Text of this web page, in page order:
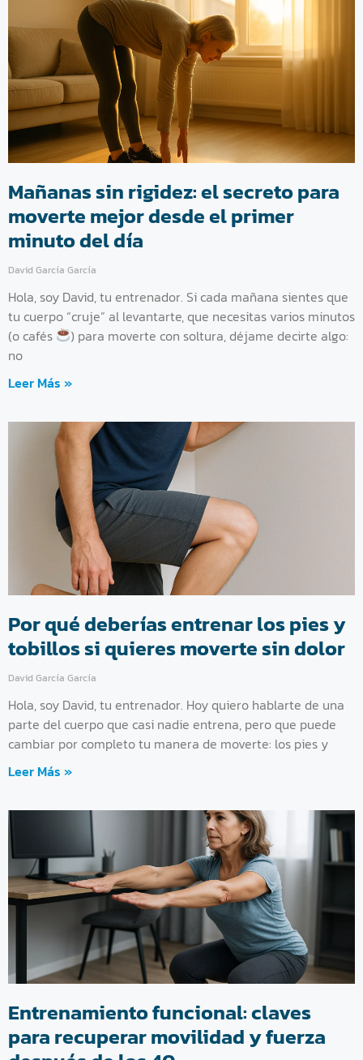
Mañanas sin rigidez: el secreto para
moverte mejor desde el primer
minuto del día
David García García
Hola, soy David, tu entrenador. Si cada mañana sientes que
tu cuerpo “cruje” al levantarte, que necesitas varios minutos
(o cafés
) para moverte con soltura, déjame decirte algo:
no
Leer Más »
Por qué deberías entrenar los pies y
tobillos si quieres moverte sin dolor
David García García
Hola, soy David, tu entrenador. Hoy quiero hablarte de una
parte del cuerpo que casi nadie entrena, pero que puede
cambiar por completo tu manera de moverte: los pies y
Leer Más »
Entrenamiento funcional: claves
para recuperar movilidad y fuerza